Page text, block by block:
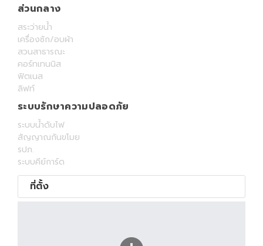
ส่วนกลาง
สระว่ายน้ำ
เครื่องซัก/อบผ้า
สวนสาธารณะ
คอร์ทเทนนิส
ฟิตเนส
ลิฟท์
ระบบรักษาความปลอดภัย
ระบบน้ำดับไฟ
สัญญาณกันขโมย
รปภ.
ระบบคีย์การ์ด
ที่ตั้ง